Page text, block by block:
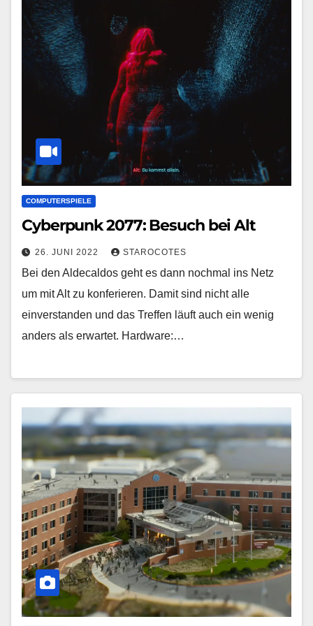
COMPUTERSPIELE
Cyberpunk 2077: Besuch bei Alt
26. JUNI 2022 STAROCOTES
Bei den Aldecaldos geht es dann nochmal ins Netz
um mit Alt zu konferieren. Damit sind nicht alle
einverstanden und das Treffen läuft auch ein wenig
anders als erwartet. Hardware:…